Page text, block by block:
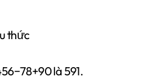
thức
là 591.